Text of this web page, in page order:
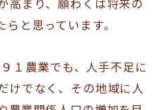
高まり、願わくは将来の
と思っています。
１農業でも、人手不足に
けでなく、その地域に人